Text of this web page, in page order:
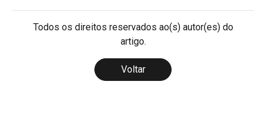
Todos os direitos reservados ao(s) autor(es) do
artigo.
Voltar